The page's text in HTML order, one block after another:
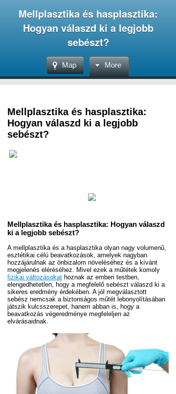
Mellplasztika és hasplasztika:
Hogyan válaszd ki a legjobb
sebészt?
Map More
Mellplasztika és hasplasztika:
Hogyan válaszd ki a legjobb
sebészt?
Mellplasztika és hasplasztika: Hogyan válaszd
ki a legjobb sebészt?
A mellplasztika és a hasplasztika olyan nagy volumenű,
esztétikai célú beavatkozások, amelyek nagyban
hozzájárulnak az önbizalom növeléséhez és a kívánt
megjelenés eléréséhez. Mivel ezek a műtétek komoly
fizikai változásokat hoznak az emberi testben,
elengedhetetlen, hogy a megfelelő sebészt válaszd ki a
sikeres eredmény érdekében. A jól megválasztott
sebész nemcsak a biztonságos műtét lebonyolításában
játszik kulcsszerepet, hanem abban is, hogy a
beavatkozás végeredménye megfeleljen az
elvárásaidnak.